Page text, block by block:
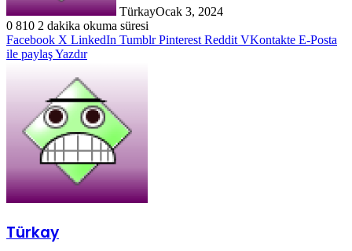
TürkayOcak 3, 2024
0 810 2 dakika okuma süresi
Facebook X LinkedIn Tumblr Pinterest Reddit VKontakte E-Posta
ile paylaşYazdır
Türkay